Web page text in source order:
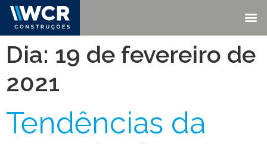
Dia: 19 de fevereiro de
2021
Tendências da